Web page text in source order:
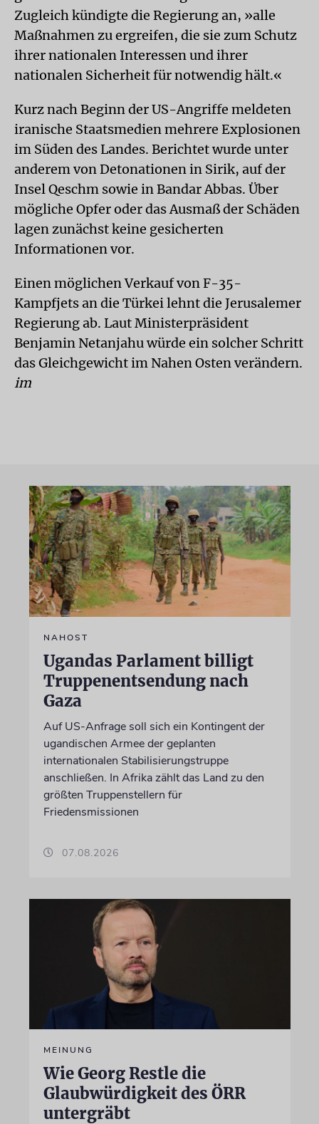
Zugleich kündigte die Regierung an, »alle
Maßnahmen zu ergreifen, die sie zum Schutz
ihrer nationalen Interessen und ihrer
nationalen Sicherheit für notwendig hält.«
Kurz nach Beginn der US-Angriffe meldeten
iranische Staatsmedien mehrere Explosionen
im Süden des Landes. Berichtet wurde unter
anderem von Detonationen in Sirik, auf der
Insel Qeschm sowie in Bandar Abbas. Über
mögliche Opfer oder das Ausmaß der Schäden
lagen zunächst keine gesicherten
Informationen vor.
Einen möglichen Verkauf von F-35-
Kampfjets an die Türkei lehnt die Jerusalemer
Regierung ab. Laut Ministerpräsident
Benjamin Netanjahu würde ein solcher Schritt
das Gleichgewicht im Nahen Osten verändern.
im
NAHOST
Ugandas Parlament billigt
Truppenentsendung nach
Gaza
Auf US-Anfrage soll sich ein Kontingent der
ugandischen Armee der geplanten
internationalen Stabilisierungstruppe
anschließen. In Afrika zählt das Land zu den
größten Truppenstellern für
Friedensmissionen
07.08.2026
MEINUNG
Wie Georg Restle die
Glaubwürdigkeit des ÖRR
untergräbt